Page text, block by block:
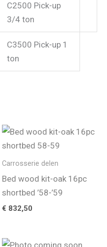
C2500 Pick-up
3/4 ton
C3500 Pick-up 1
ton
Carrosserie delen
Bed wood kit-oak 16pc
shortbed ’58-’59
€ 832,50